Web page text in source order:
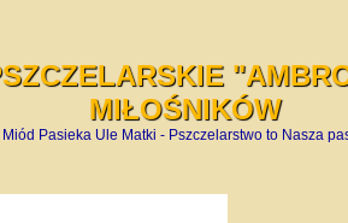
MIŁOŚNIKÓW
Miód Pasieka Ule Matki - Pszczelarstwo to Nasza